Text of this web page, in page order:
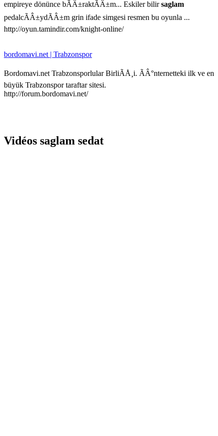
empireye dönünce bÃÂ±raktÃÂ±m... Eskiler bilirsaglam
pedalcÃÂ±ydÃÂ±m grin ifade simgesi resmen bu oyunla ...
http://oyun.tamindir.com/knight-online/
bordomavi.net | Trabzonspor
Bordomavi.net Trabzonsporlular BirliÃÅ¸i. ÃÂ°nternetteki ilk ve en
büyük Trabzonspor taraftar sitesi.
http://forum.bordomavi.net/
Vidéos saglam sedat